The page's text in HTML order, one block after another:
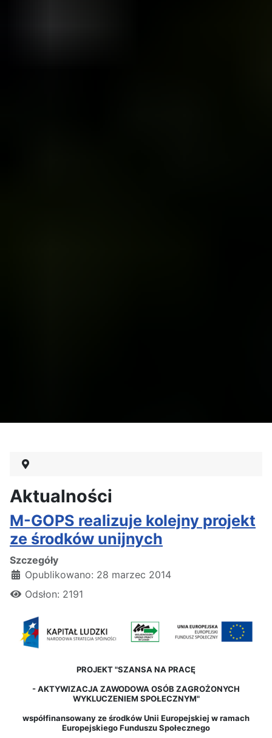
Aktualności
M-GOPS realizuje kolejny projekt
ze środków unijnych
Szczegóły
Opublikowano: 28 marzec 2014
Odsłon: 2191
PROJEKT "SZANSA NA PRACĘ
-AKTYWIZACJA ZAWODOWA OSÓB ZAGROŻONYCH
WYKLUCZENIEM SPOŁECZNYM"
współfinansowany ze środków Unii Europejskiej w ramach
Europejskiego Funduszu Społecznego